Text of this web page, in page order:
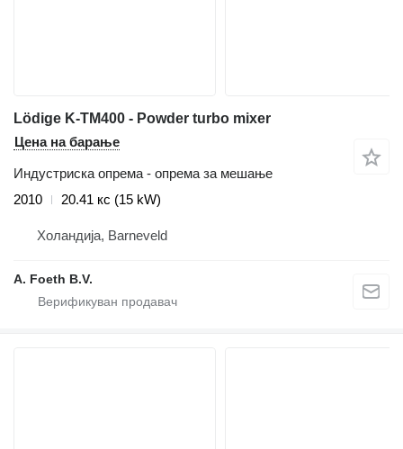
Lödige K-TM400 - Powder turbo mixer
Цена на барање
Индустриска опрема - опрема за мешање
2010
20.41 кс (15 kW)
Холандија, Barneveld
A. Foeth B.V.